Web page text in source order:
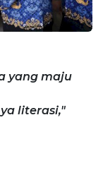
yang maju
literasi,"